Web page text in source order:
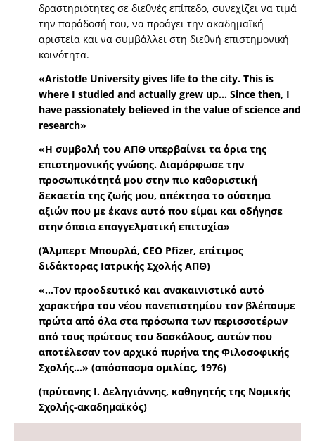
δραστηριότητες σε διεθνές επίπεδο, συνεχίζει να τιμά
την παράδοσή του, να προάγει την ακαδημαϊκή
αριστεία και να συμβάλλει στη διεθνή επιστημονική
κοινότητα.
«Aristotle University gives life to the city. This is
where I studied and actually grew up… Since then, I
have passionately believed in the value of science and
research»
«Η συμβολή του ΑΠΘ υπερβαίνει τα όρια της
επιστημονικής γνώσης. Διαμόρφωσε την
προσωπικότητά μου στην πιο καθοριστική
δεκαετία της ζωής μου, απέκτησα το σύστημα
αξιών που με έκανε αυτό που είμαι και οδήγησε
στην όποια επαγγελματική επιτυχία»
(Άλμπερτ Μπουρλά, CEO Pfizer, επίτιμος
διδάκτορας Ιατρικής Σχολής ΑΠΘ)
«…Τον προοδευτικό και ανακαινιστικό αυτό
χαρακτήρα του νέου πανεπιστημίου τον βλέπουμε
πρώτα από όλα στα πρόσωπα των περισσοτέρων
από τους πρώτους του δασκάλους, αυτών που
αποτέλεσαν τον αρχικό πυρήνα της Φιλοσοφικής
Σχολής…» (απόσπασμα ομιλίας, 1976)
(πρύτανης Ι. Δεληγιάννης, καθηγητής της Νομικής
Σχολής-ακαδημαϊκός)